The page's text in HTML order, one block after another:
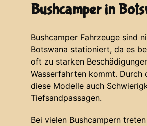
Bushcamper in
Bushcamper Fahrzeuge sind
Botswana stationiert, da es
oft zu starken
Wasserfahrten kommt. Durch
diese Modelle auch
Tiefsandpassagen.
Bei vielen Bushcampern